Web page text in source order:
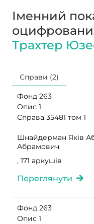
Іменний
Трахтер
Справи (2)
Фонд 263
Опис 1
Справа 35481 том 1
Шнайдерман Яків
Абрамович
, 171 аркушів
Переглянути
Фонд 263
Опис 1